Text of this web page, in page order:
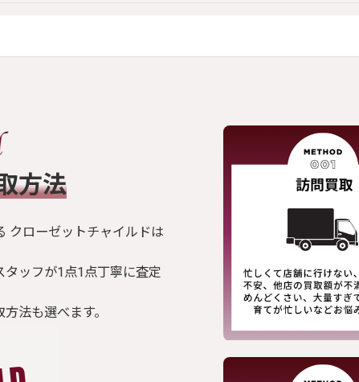
方法
クローゼットチャイルドは
ッフが1点1点丁寧に査定
法も選べます。